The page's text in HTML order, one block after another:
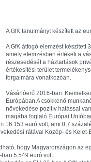
A GfK tanulmányt készített az
A GfK átfogó elemzést készített
amely elemzésben értékeli a
részesedését a háztartások
értékesítési terület
forgalmára vonatkozóan.
Vásárlóerő 2016-ban:
Európában A csökkenő
növekedése pozitív hatással
magába foglaló Európai
16.153 euró volt, ami 0,7
rátával Közép- és
hogy Magyarországon az
5.549 euró volt.